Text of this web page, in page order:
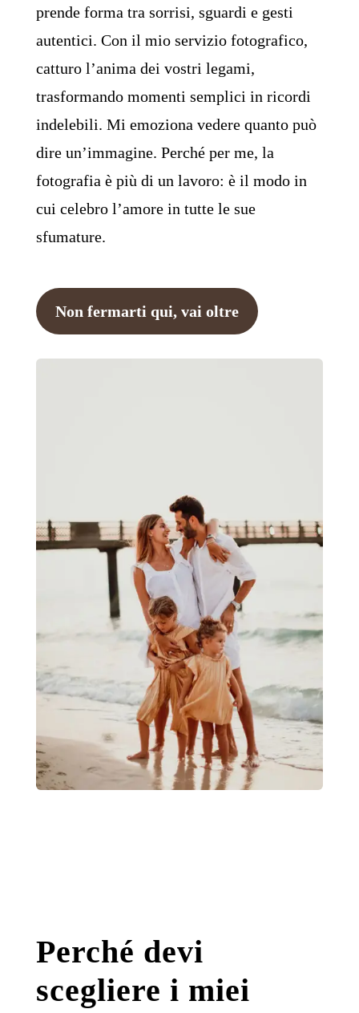
prende forma tra sorrisi, sguardi e gesti
autentici. Con il mio servizio fotografico,
catturo l’anima dei vostri legami,
trasformando momenti semplici in ricordi
indelebili. Mi emoziona vedere quanto può
dire un’immagine. Perché per me, la
fotografia è più di un lavoro: è il modo in
cui celebro l’amore in tutte le sue
sfumature.
Non fermarti qui, vai oltre
Perché devi
scegliere i miei